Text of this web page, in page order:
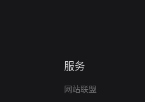
服务
网站联盟